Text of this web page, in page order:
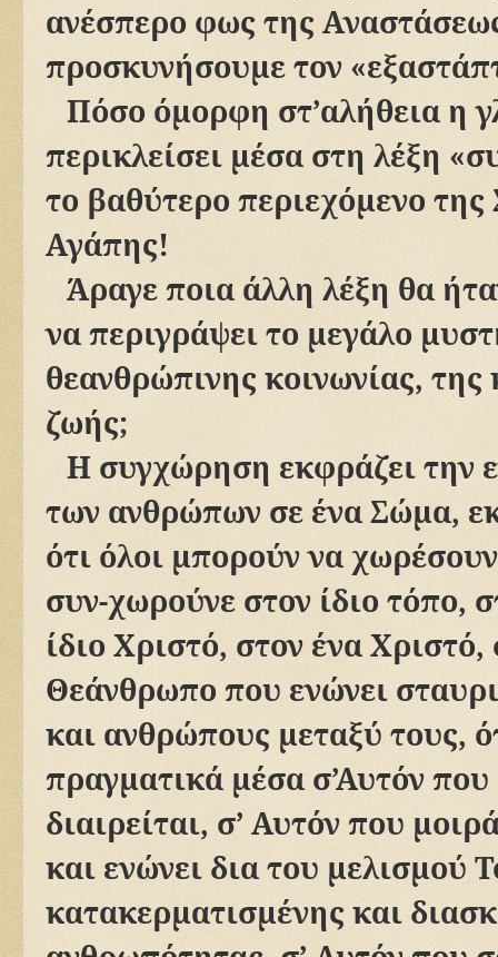
ανέσπερο φως της
προσκυνήσουμε τον
Πόσο όμορφη στ’αλήθεια η
περικλείσει μέσα στη λέξη
το βαθύτερο περιεχόμενο
Αγάπης!
Άραγε ποια άλλη λέξη θα
να περιγράψει το μεγάλο
θεανθρώπινης κοινωνίας, της
ζωής;
Η συγχώρηση εκφράζει την
των ανθρώπων σε ένα Σώμα,
ότι όλοι μπορούν να
συν-χωρούνε στον ίδιο τόπο,
ίδιο Χριστό, στον ένα
Θεάνθρωπο που ενώνει
και ανθρώπους μεταξύ τους,
πραγματικά μέσα σ’Αυτόν που
διαιρείται, σ’ Αυτόν που
και ενώνει δια του μελισμού
κατακερματισμένης και